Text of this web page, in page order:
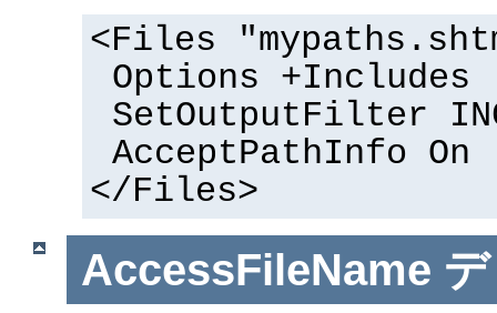
<Files
Options +Includes
SetOutputFilter
AcceptPathInfo On
</Files>
AccessFileName